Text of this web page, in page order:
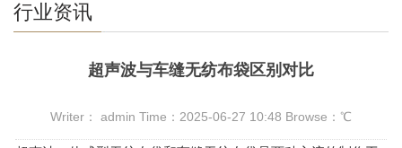
行业资讯
超声波与车缝无纺布袋区别对比
Writer： admin Time：2025-06-27 10:48 Browse： ℃